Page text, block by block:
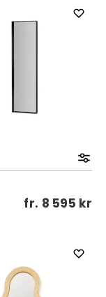
fr. 8 595 kr